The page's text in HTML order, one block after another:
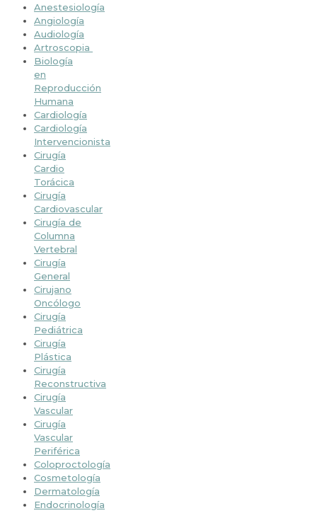
Anestesiología
Angiología
Audiología
Artroscopia
Biología
en
Reproducción
Humana
Cardiología
Cardiología
Intervencionista
Cirugía
Cardio
Torácica
Cirugía
Cardiovascular
Cirugía de
Columna
Vertebral
Cirugía
General
Cirujano
Oncólogo
Cirugía
Pediátrica
Cirugía
Plástica
Cirugía
Reconstructiva
Cirugía
Vascular
Cirugía
Vascular
Periférica
Coloproctología
Cosmetología
Dermatología
Endocrinología